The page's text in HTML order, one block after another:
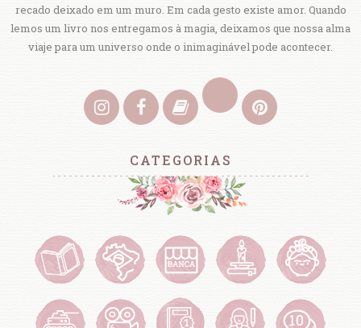
recado deixado em um muro. Em cada gesto existe amor. Quando
lemos um livro nos entregamos à magia, deixamos que nossa alma
viaje para um universo onde o inimaginável pode acontecer.
CATEGORIAS